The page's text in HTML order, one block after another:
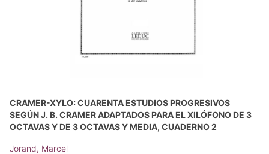
CRAMER-XYLO: CUARENTA ESTUDIOS PROGRESIVOS
SEGÚN J. B. CRAMER ADAPTADOS PARA EL XILÓFONO DE 3
OCTAVAS Y DE 3 OCTAVAS Y MEDIA, CUADERNO 2
Jorand, Marcel